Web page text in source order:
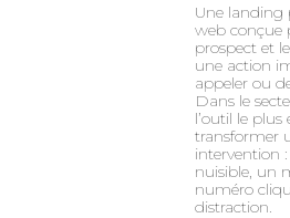
Une landing
web conçue
prospect et
une action
appeler ou
Dans le
l’outil le
transformer
intervention
nuisible, un
numéro
distraction.